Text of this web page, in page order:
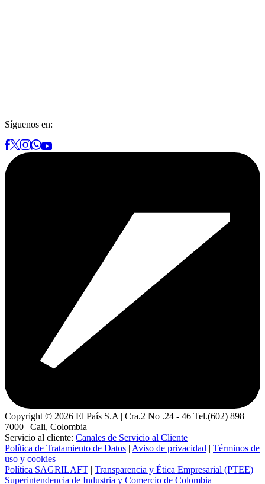
Síguenos en:
Copyright © 2026 El País S.A | Cra.2 No .24 - 46 Tel.(602) 898
7000 | Cali, Colombia
Servicio al cliente: Canales de Servicio al Cliente
Política de Tratamiento de Datos | Aviso de privacidad | Términos de
uso y cookies
Política SAGRILAFT | Transparencia y Ética Empresarial (PTEE)
Superintendencia de Industria y Comercio de Colombia |